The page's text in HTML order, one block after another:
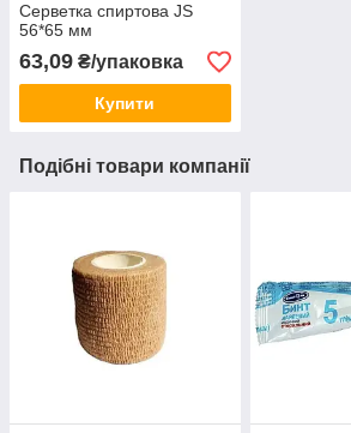
Серветка спиртова JS
56*65 мм
63,09 ₴/упаковка
Купити
Подібні товари компанії